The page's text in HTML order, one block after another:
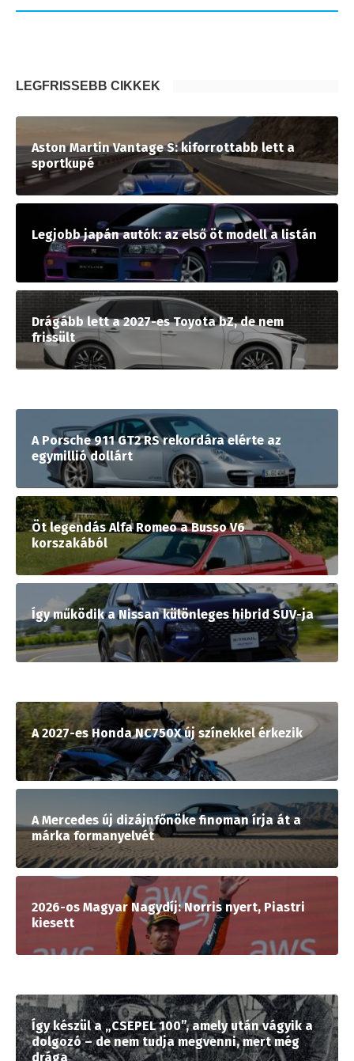
LEGFRISSEBB CIKKEK
Aston Martin Vantage S: kiforrottabb lett a
sportkupé
Legjobb japán autók: az első öt modell a listán
Drágább lett a 2027-es Toyota bZ, de nem
frissült
A Porsche 911 GT2 RS rekordára elérte az
egymillió dollárt
Öt legendás Alfa Romeo a Busso V6
korszakából
Így működik a Nissan különleges hibrid SUV-ja
A 2027-es Honda NC750X új színekkel érkezik
A Mercedes új dizájnfőnöke finoman írja át a
márka formanyelvét
2026-os Magyar Nagydíj: Norris nyert, Piastri
kiesett
Így készül a „CSEPEL 100”, amely után vágyik a
dolgozó – de nem tudja megvenni, mert még
drága